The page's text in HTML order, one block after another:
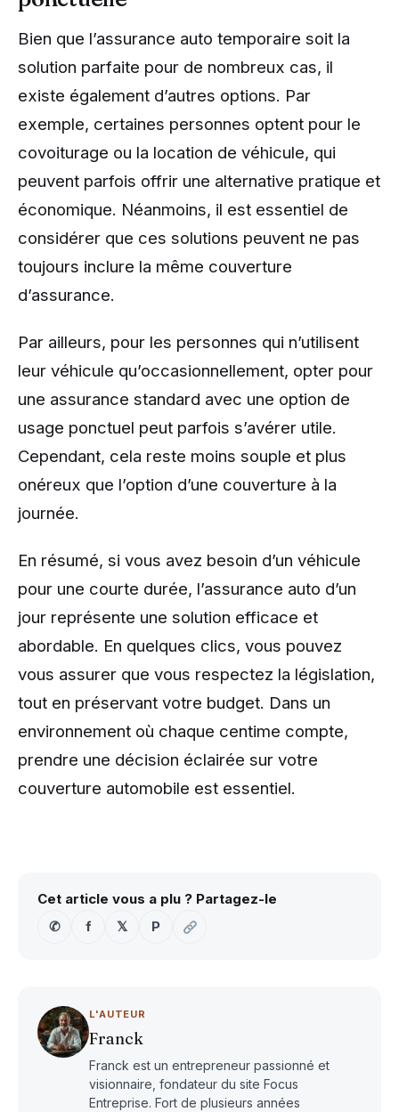
Bien que l’assurance auto temporaire soit la
solution parfaite pour de nombreux cas, il
existe également d’autres options. Par
exemple, certaines personnes optent pour le
covoiturage ou la location de véhicule, qui
peuvent parfois offrir une alternative pratique et
économique. Néanmoins, il est essentiel de
considérer que ces solutions peuvent ne pas
toujours inclure la même couverture
d’assurance.
Par ailleurs, pour les personnes qui n’utilisent
leur véhicule qu’occasionnellement, opter pour
une assurance standard avec une option de
usage ponctuel peut parfois s’avérer utile.
Cependant, cela reste moins souple et plus
onéreux que l’option d’une couverture à la
journée.
En résumé, si vous avez besoin d’un véhicule
pour une courte durée, l’assurance auto d’un
jour représente une solution efficace et
abordable. En quelques clics, vous pouvez
vous assurer que vous respectez la législation,
tout en préservant votre budget. Dans un
environnement où chaque centime compte,
prendre une décision éclairée sur votre
couverture automobile est essentiel.
Cet article vous a plu ? Partagez-le
✆
f 𝕏 P
L'AUTEUR
Franck
Franck est un entrepreneur passionné et
visionnaire, fondateur du site Focus
Entreprise. Fort de plusieurs années